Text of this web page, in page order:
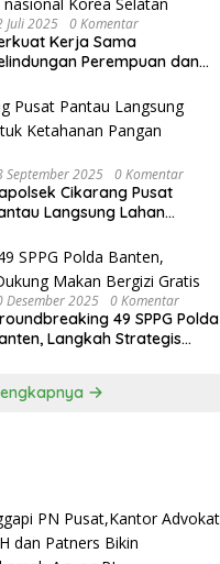
Juli 2025 0 Komentar
Kerja Sama
Perempuan dan
Delegasi Kepolisian
Korea Selatan
September 2025 0 Komentar
Cikarang Pusat
Langsung Lahan
Nasional
Desember 2025 0 Komentar
49 SPPG Polda
Langkah Strategis